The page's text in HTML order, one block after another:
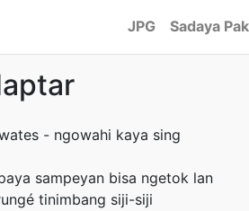
JPG Sadaya
- ngowahi kaya sing
sampeyan bisa ngetok lan
tinimbang siji-siji